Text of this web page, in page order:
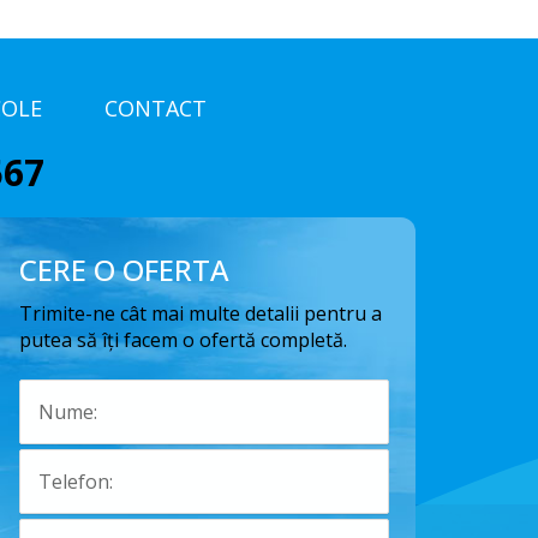
CONTACT
CERE O OFERTA
Trimite-ne cât mai multe detalii pentru a
putea să îți facem o ofertă completă.